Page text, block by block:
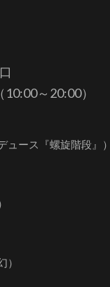
（10:00～20:00）
ース『螺旋階段』）